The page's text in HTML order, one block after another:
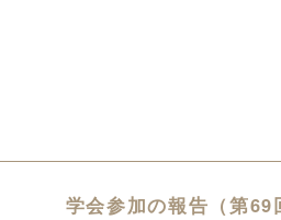
学会参加の報告（第69